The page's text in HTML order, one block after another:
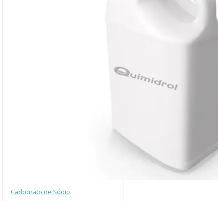
Carbonato de Sódio